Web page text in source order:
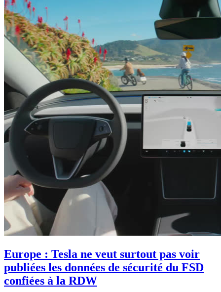
Europe : Tesla ne veut surtout pas voir
publiées les données de sécurité du FSD
confiées à la RDW